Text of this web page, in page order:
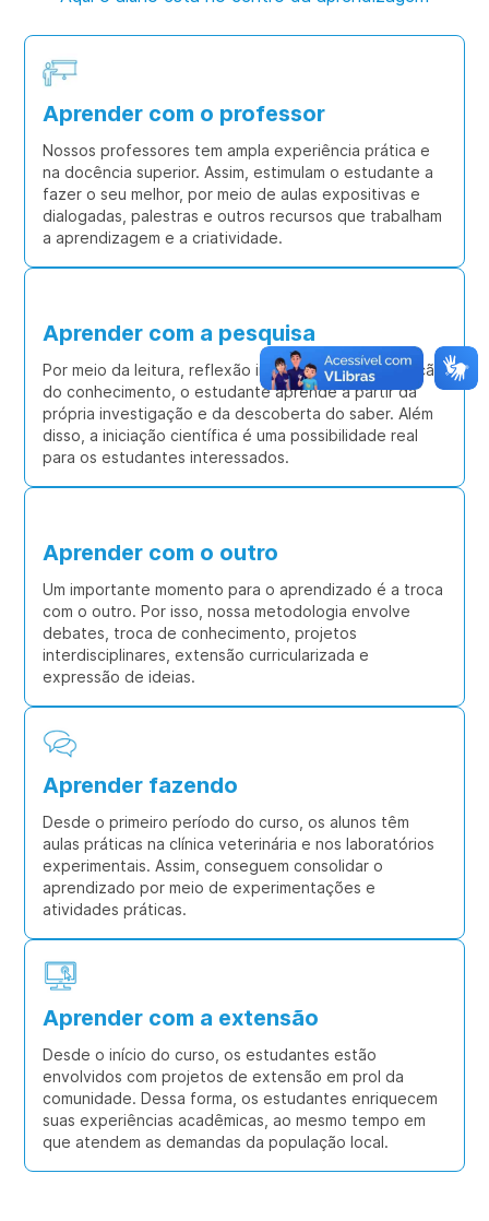
Aprender com o professor
Nossos professores tem ampla experiência prática e
na docência superior. Assim, estimulam o estudante a
fazer o seu melhor, por meio de aulas expositivas e
dialogadas, palestras e outros recursos que trabalham
a aprendizagem e a criatividade.
Aprender com a pesquisa
Por meio da leitura, reflexão individual e internalização
do conhecimento, o estudante aprende a partir da
própria investigação e da descoberta do saber. Além
disso, a iniciação científica é uma possibilidade real
para os estudantes interessados.
Aprender com o outro
Um importante momento para o aprendizado é a troca
com o outro. Por isso, nossa metodologia envolve
debates, troca de conhecimento, projetos
interdisciplinares, extensão curricularizada e
expressão de ideias.
Aprender fazendo
Desde o primeiro período do curso, os alunos têm
aulas práticas na clínica veterinária e nos laboratórios
experimentais. Assim, conseguem consolidar o
aprendizado por meio de experimentações e
atividades práticas.
Aprender com a extensão
Desde o início do curso, os estudantes estão
envolvidos com projetos de extensão em prol da
comunidade. Dessa forma, os estudantes enriquecem
suas experiências acadêmicas, ao mesmo tempo em
que atendem as demandas da população local.